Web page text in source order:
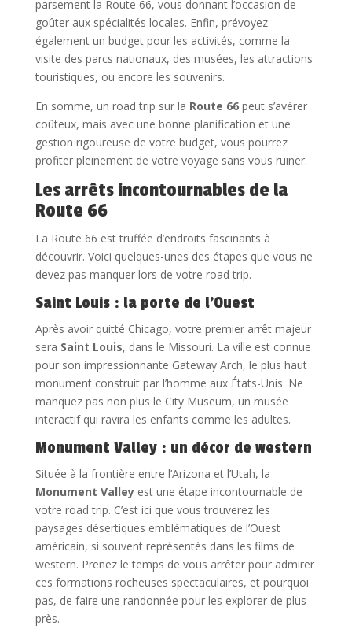
parsement la Route 66, vous donnant l’occasion de
goûter aux spécialités locales. Enfin, prévoyez
également un budget pour les activités, comme la
visite des parcs nationaux, des musées, les attractions
touristiques, ou encore les souvenirs.
En somme, un road trip sur la Route 66peut s’avérer
coûteux, mais avec une bonne planification et une
gestion rigoureuse de votre budget, vous pourrez
profiter pleinement de votre voyage sans vous ruiner.
Les arrêts incontournables de la
Route 66
La Route 66 est truffée d’endroits fascinants à
découvrir. Voici quelques-unes des étapes que vous ne
devez pas manquer lors de votre road trip.
Saint Louis : la porte de l’Ouest
Après avoir quitté Chicago, votre premier arrêt majeur
sera Saint Louis, dans le Missouri. La ville est connue
pour son impressionnante Gateway Arch, le plus haut
monument construit par l’homme aux États-Unis. Ne
manquez pas non plus le City Museum, un musée
interactif qui ravira les enfants comme les adultes.
Monument Valley : un décor de western
Située à la frontière entre l’Arizona et l’Utah, la
Monument Valleyest une étape incontournable de
votre road trip. C’est ici que vous trouverez les
paysages désertiques emblématiques de l’Ouest
américain, si souvent représentés dans les films de
western. Prenez le temps de vous arrêter pour admirer
ces formations rocheuses spectaculaires, et pourquoi
pas, de faire une randonnée pour les explorer de plus
près.